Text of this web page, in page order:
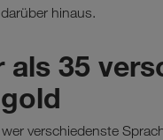
hinaus.
35
verschiedenste